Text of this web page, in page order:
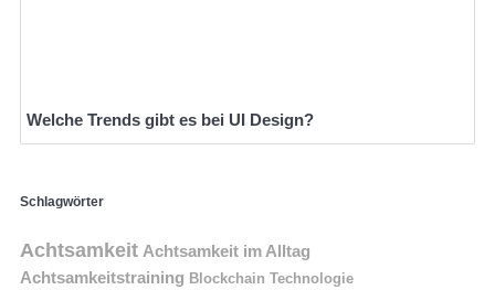
Welche Trends gibt es bei UI Design?
Schlagwörter
Achtsamkeit Achtsamkeit im Alltag
Achtsamkeitstraining Blockchain Technologie